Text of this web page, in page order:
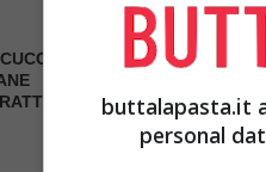
DI
SALE Q.B.
buttalapasta.it
personal